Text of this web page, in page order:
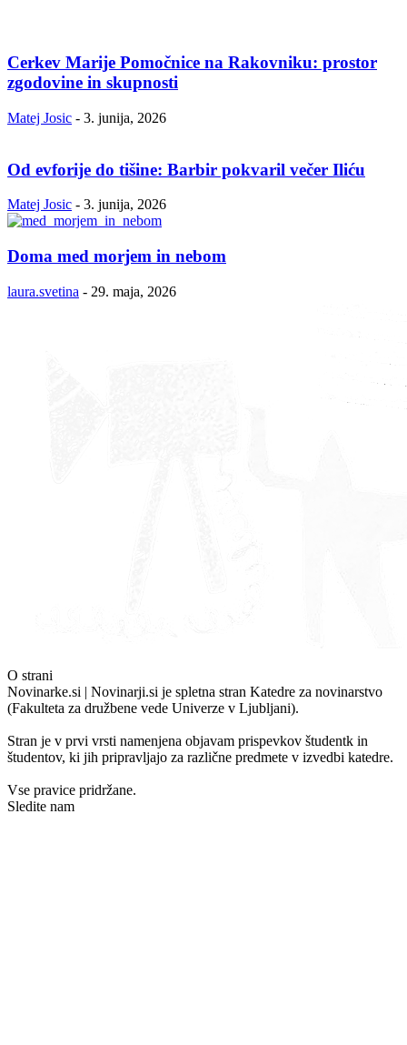
Cerkev Marije Pomočnice na Rakovniku: prostor
zgodovine in skupnosti
Matej Josic - 3. junija, 2026
Od evforije do tišine: Barbir pokvaril večer Iliću
Matej Josic - 3. junija, 2026
Doma med morjem in nebom
laura.svetina - 29. maja, 2026
O strani
Novinarke.si | Novinarji.si je spletna stran Katedre za novinarstvo
(Fakulteta za družbene vede Univerze v Ljubljani).
Stran je v prvi vrsti namenjena objavam prispevkov študentk in
študentov, ki jih pripravljajo za različne predmete v izvedbi katedre.
Vse pravice pridržane.
Sledite nam